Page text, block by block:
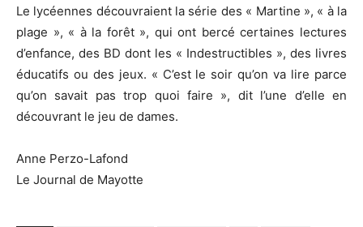
Le lycéennes découvraient la série des « Martine », « à la
plage », « à la forêt », qui ont bercé certaines lectures
d’enfance, des BD dont les « Indestructibles », des livres
éducatifs ou des jeux. « C’est le soir qu’on va lire parce
qu’on savait pas trop quoi faire », dit l’une d’elle en
découvrant le jeu de dames.
Anne Perzo-Lafond
Le Journal de Mayotte